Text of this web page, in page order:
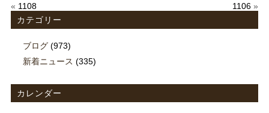
« 1108 1106 »
カテゴリー
ブログ(973)
新着ニュース (335)
カレンダー